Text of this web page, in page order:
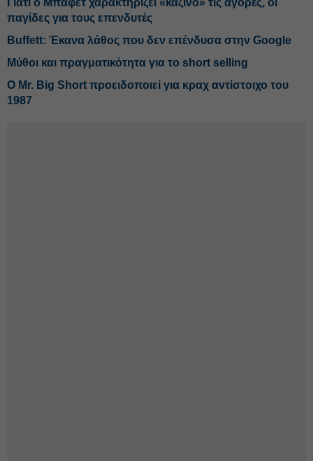
Γιατί ο Μπάφετ χαρακτηρίζει «καζίνο» τις αγορές, οι
παγίδες για τους επενδυτές
Buffett: Έκανα λάθος που δεν επένδυσα στην Google
Μύθοι και πραγματικότητα για το short selling
O Mr. Big Short προειδοποιεί για κραχ αντίστοιχο του
1987